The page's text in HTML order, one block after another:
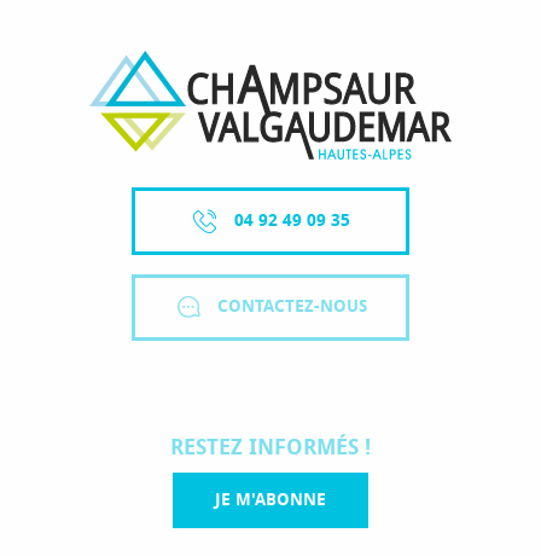
04 92 49 09 35
CONTACTEZ-NOUS
RESTEZ INFORMÉS !
JE M'ABONNE